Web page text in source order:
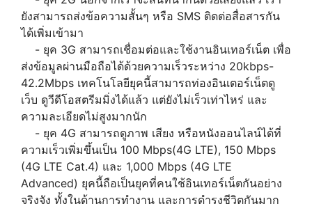
ยังสามารถส่งข้อความสั้นๆ หรือ SMS ติดต่อสื่อสารกัน
ได้เพิ่มเข้ามา
- ยุค 3G สามารถเชื่อมต่อและใช้งานอินเทอร์เน็ต เพื่อ
ส่งข้อมูลผ่านมือถือได้ด้วยความเร็วระหว่าง 20kbps-
42.2Mbps เทคโนโลยียุคนี้สามารถท่องอินเตอร์เน็ตดู
เว็บ ดูวีดีโอสตรีมมิ่งได้แล้ว แต่ยังไม่เร็วเท่าไหร่ และ
ความละเอียดไม่สูงมากนัก
- ยุค 4G สามารถดูภาพ เสียง หรือหนังออนไลน์ได้ที่
ความเร็วเพิ่มขึ้นเป็น 100 Mbps(4G LTE), 150 Mbps
(4G LTE Cat.4) และ 1,000 Mbps (4G LTE
Advanced) ยุคนี้ถือเป็นยุคที่คนใช้อินเทอร์เน็ตกันอย่าง
จริงจัง ทั้งในด้านการทำงาน และการดำรงชีวิตกันมาก